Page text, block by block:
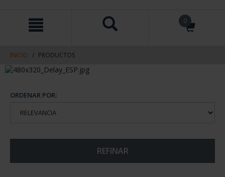
contenido
navegacin
0
INICIO PRODUCTOS
ORDENAR POR:
REFINAR